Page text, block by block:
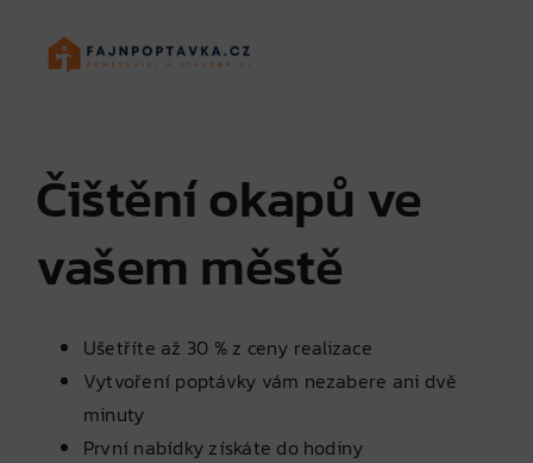
Čištění okapů ve
vašem městě
Ušetříte až 30 % z ceny realizace
Vytvoření poptávky vám nezabere ani dvě
minuty
První nabídky získáte do hodiny